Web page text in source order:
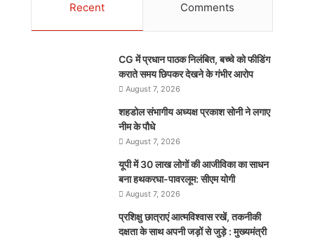
Recent Comments
CG में प्रधान पाठक निलंबित, बच्चे को फीडिंग
कराते समय छिपकर देखने के गंभीर आरोप
August 7, 2026
शहडोल संभागीय अध्यक्ष प्रकाश सोनी ने लगाए
नीम के पौधे
August 7, 2026
यूपी में 30 लाख लोगों की आजीविका का साधन
बना हथकरघा-पावरलूम: सीएम योगी
August 7, 2026
प्रशिक्षु छात्राएं आत्मविश्वास रखें, तकनीकी
दक्षता के साथ अपनी जड़ों से जुड़े : मुख्यमंत्री